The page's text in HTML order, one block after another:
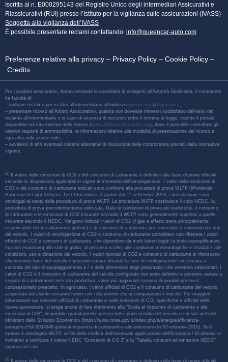
Iscritta al n. E000295143 del Registro Unico degli intermediari Assicurativi e
Riassicurativi (RUI) presso l’Istituto per la vigilanza sulle assicurazioni (IVASS)
Soggetta alla vigilanza dell’IVASS
È possibile presentare reclami contattando: info@queencar-auto.com
Preferenze relative alla privacy – Privacy Policy – Cookie Policy –
Credits
Per i prodotti assicurativi, ferma restando la possibilità di rivolgersi all’Autorità Giudiziaria, il contraente
ha facoltà di:
– inoltrare reclamo per iscritto all’intermediario all’indirizzo queencarsrl@legalmail.it ;
– presentare ricorso all’Arbitro Assicurativo, qualora non dovesse ritenersi soddisfatto dall’esito del
reclamo all’intermediario o in caso di assenza di riscontro entro il termine di legge, tramite il portale
disponibile sul sito internet dello stesso (www.arbitroassicurativo.org), dove è possibile consultare gli
ulteriori requisiti di ammissibilità, le informazioni relative alle modalità di presentazione del ricorso e
ogni altra indicazione utile;
– avvalersi di altri eventuali sistemi alternativi di risoluzione delle controversie previsti dalla normativa
vigente.
(1)
Il valore delle emissioni di CO2 e del consumo di carburante è definito sulla base di prove ufficiali
secondo le disposizioni applicabili in vigore al momento dell’omologazione. I valori delle emissioni di
CO2 e del consumo di carburante indicati sono conformi alla procedura di prova WLTP (Worldwide
Harmonized Light Vehicles Test Procedure). A partire dal 1° settembre 2018, i veicoli nuovi sono
omologati ai sensi della procedura di prova WLTP. La procedura WLTP sostituisce il ciclo NEDC, la
procedura di prova precedentemente utilizzata. Date le condizioni di prova più realistiche, il consumo
di carburante e le emissioni di CO2 misurate secondo il WLTP sono generalmente superiori a quelle
misurate secondo il NEDC. Vengono indicati i valori di CO2 (il gas a effetto serra principalmente
responsabile del riscaldamento globale) e di consumo di carburante per consentire il confronto dei dati
del veicolo. I valori di omologazione di CO2 e consumo di carburante potrebbero non riflettere i valori
effettivi di CO2 e consumo di carburante, che dipendono da molti fattori legati (a titolo esemplificativo
ma non esaustivo) allo stile di guida, al percorso scelto, alle condizioni meteorologiche e stradali e alle
condizioni, uso e dotazione del veicolo. I valori riportati di CO2 e consumo di carburante si riferiscono
alla versione base del veicolo e possono variare durante la fase di configurazione successiva a
seconda del tipo di equipaggiamento e / o delle dimensioni degli pneumatici che verranno selezionati. I
valori di CO2 e il consumo di carburante del veicolo configurato non sono definitivi e possono variare a
seguito di cambiamenti nel ciclo produttivo; valori più aggiornati saranno disponibili presso il
concessionario prescelto. In ogni caso, i valori ufficiali di CO2 e il consumo di carburante del veicolo
acquistato dal cliente verranno forniti con i documenti che accompagnano il veicolo. Per maggiori
informazioni sui consumi ufficiali di carburante e sulle emissioni di CO₂ specifiche e ufficiali delle
nuove autovetture, si prega anche di fare riferimento alla “Guida al risparmio di carburante e alle
emissioni di C02”, disponibile gratuitamente presso tutti i punti vendita del veicolo e sul sito web del
Ministero dello Sviluppo Economico (https://www.mise.gov.it/index.php/it/energia/efficienza-
energetica?id=2034948-guida-al-risparmio-di-carburanti-e-alle-emissioni-di-c02-edizione-2016). Se il
motore è omologato WLTP, ai fini della verifica dell’eventuale applicazione dell’Ecotassa / Ecobonus vi
invitiamo a verificare il valore NEDC “Emissioni di CO 2” e la “Tabella consumi ed emissioni NEDC”
riportati nel sito.
(2) Il valore delle emissioni di CO2 e del consumo di carburante è definito sulla base di prove ufficiali